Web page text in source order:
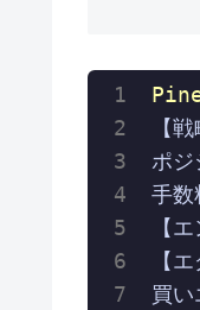
【
ポジ
手数
【
【
買